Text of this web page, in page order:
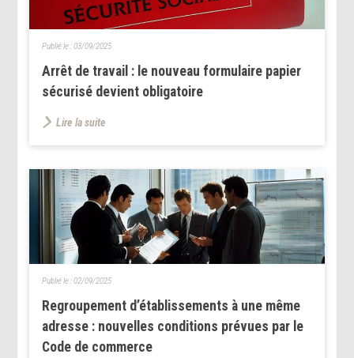
Arrêt de travail : le nouveau formulaire papier
sécurisé devient obligatoire
Publié le :03/09/2025
Lire la suite
Regroupement d’établissements à une même
adresse : nouvelles conditions prévues par le
Code de commerce
Publié le :02/09/2025